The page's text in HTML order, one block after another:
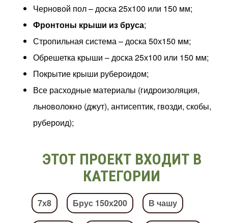
Черновой пол – доска 25х100 или 150 мм;
Фронтоны крыши из бруса;
Стропильная система – доска 50х150 мм;
Обрешетка крыши – доска 25х100 или 150 мм;
Покрытие крыши рубероидом;
Все расходные материалы (гидроизоляция,
льноволокно (джут), антисептик, гвозди, скобы,
рубероид);
ЭТОТ ПРОЕКТ ВХОДИТ В
КАТЕГОРИИ
7х8 Брус 150х200 В чашу